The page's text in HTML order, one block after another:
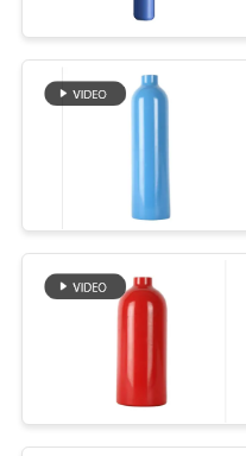
GIZLILIK
POLITIKASI
Köpüklü
Otomatik